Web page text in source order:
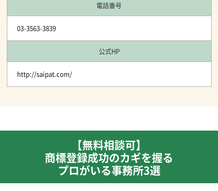
電話番号
03-3563-3839
公式HP
http://saipat.com/
【無料相談可】
商標登録成功のカギを握る
プロがいる事務所3選